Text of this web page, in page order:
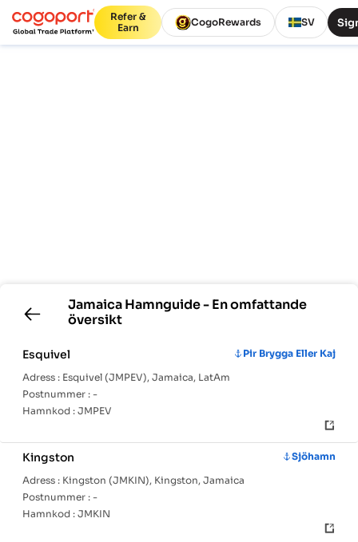
Refer &
Earn
CogoRewards SV
JamaicaHamnguide - En omfattande
översikt
Esquivel
Pir Brygga Eller Kaj
Adress : Esquivel (JMPEV), Jamaica, LatAm
Postnummer : -
Hamnkod : JMPEV
Kingston
Sjöhamn
Adress : Kingston (JMKIN), Kingston, Jamaica
Postnummer : -
Hamnkod : JMKIN